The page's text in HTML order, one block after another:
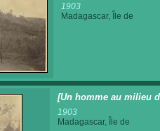
1903
Madagascar, Île de
[Un homme au milieu
1903
Madagascar, Île de